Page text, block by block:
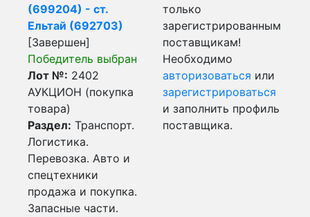
(699204) - ст.
Ельтай (692703)
[Завершен]
Победитель выбран
Лот №: 2402
АУКЦИОН (покупка
товара)
Раздел: Транспорт.
Логистика.
Перевозка. Авто и
спецтехники
продажа и покупка.
Запасные части.
только
зарегистрированным
поставщикам!
Необходимо
авторизоваться или
зарегистрироваться
и заполнить профиль
поставщика.